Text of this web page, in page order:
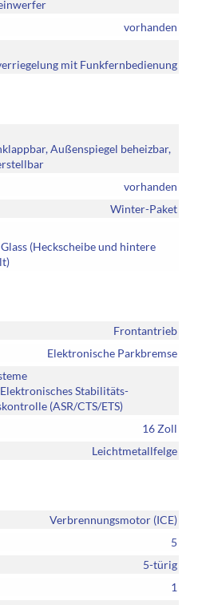
vorhanden
mit Funkfernbedienung
Außenspiegel beheizbar,
vorhanden
Winter-Paket
(Heckscheibe und hintere
Frontantrieb
Elektronische Parkbremse
Stabilitäts-
(ASR/CTS/ETS)
16 Zoll
Leichtmetallfelge
Verbrennungsmotor (ICE)
5
5-türig
1